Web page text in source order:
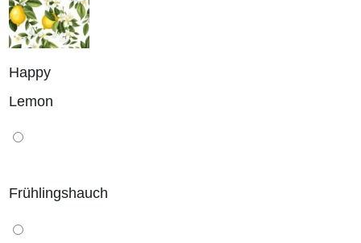
Happy
Lemon
Frühlingshauch